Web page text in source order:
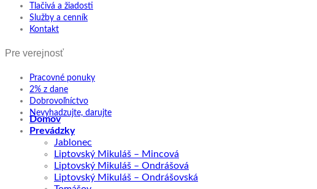
Tlačivá a žiadosti
Služby a cenník
Kontakt
Pre verejnosť
Pracovné ponuky
2% z dane
Dobrovoľníctvo
Nevyhadzujte, darujte
Domov
Prevádzky
Jablonec
Liptovský Mikuláš – Mincová
Liptovský Mikuláš – Ondrášová
Liptovský Mikuláš – Ondrášovská